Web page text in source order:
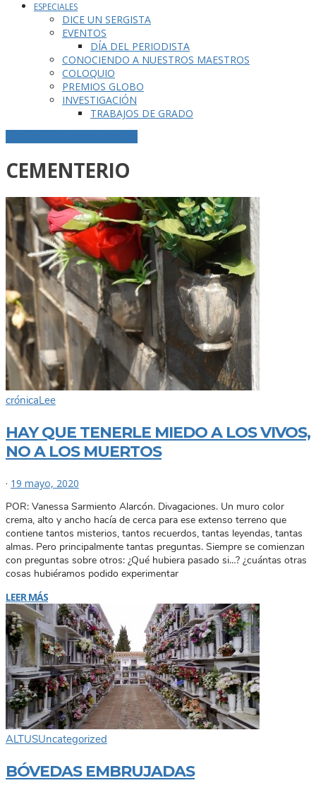
ESPECIALES
DICE UN SERGISTA
EVENTOS
DÍA DEL PERIODISTA
CONOCIENDO A NUESTROS MAESTROS
COLOQUIO
PREMIOS GLOBO
INVESTIGACIÓN
TRABAJOS DE GRADO
CEMENTERIO
crónicaLee
HAY QUE TENERLE MIEDO A LOS VIVOS,
NO A LOS MUERTOS
· 19 mayo, 2020
POR: Vanessa Sarmiento Alarcón. Divagaciones. Un muro color
crema, alto y ancho hacía de cerca para ese extenso terreno que
contiene tantos misterios, tantos recuerdos, tantas leyendas, tantas
almas. Pero principalmente tantas preguntas. Siempre se comienzan
con preguntas sobre otros: ¿Qué hubiera pasado si…? ¿cuántas otras
cosas hubiéramos podido experimentar
LEER MÁS
ALTUSUncategorized
BÓVEDAS EMBRUJADAS